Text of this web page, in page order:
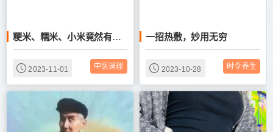
粳米、糯米、小米竟然有这么多养生妙用，90%的人都不知道
2023-11-01 中医调理
一招热敷，妙用无穷
2023-10-28 时令养生